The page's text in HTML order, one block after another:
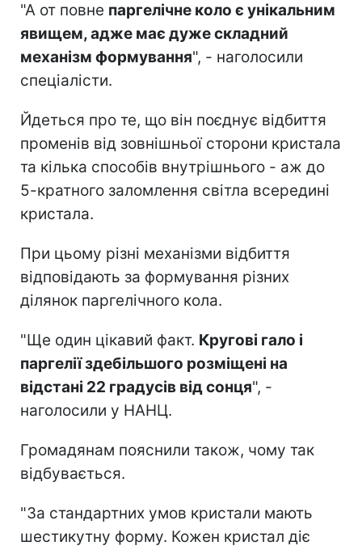
"А от повне паргелічне коло є унікальним
явищем, адже має дуже складний
механізм формування", - наголосили
спеціалісти.
Йдеться про те, що він поєднує відбиття
променів від зовнішньої сторони кристала
та кілька способів внутрішнього - аж до
5-кратного заломлення світла всередині
кристала.
При цьому різні механізми відбиття
відповідають за формування різних
ділянок паргелічного кола.
"Ще один цікавий факт. Кругові гало і
паргелії здебільшого розміщені на
відстані 22 градусів від сонця", -
наголосили у НАНЦ.
Громадянам пояснили також, чому так
відбувається.
"За стандартних умов кристали мають
шестикутну форму. Кожен кристал діє